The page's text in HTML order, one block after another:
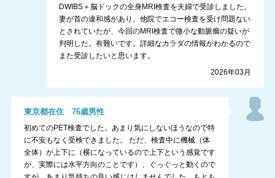
DWIBS＋脳ドックの全身MRI検査を夫婦で受診しました。
妻が首の違和感があり、他院でエコー検査を受け問題ない
とされていたが、今回のMRI検査で微小な動脈瘤の疑いが
判明した。有難いです。詳細なカラダの情報がわかるので
また受診したいと思います。
2026年03月
東京都在住 76歳男性
初めてのPET検査でした。あまり気にしないほうなので特
に不安もなく受検できました。 ただ、検査中に機械（体
全体）が上下に（横になっているので上下という感覚です
が、実際には水平方向のことです）、ぐっぐっと動くので